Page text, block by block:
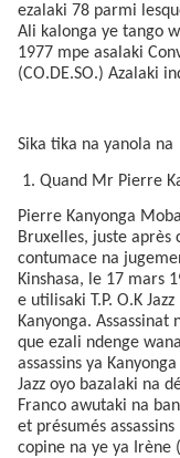
ezalaki 78 parmi
Ali kalonga ye tango
1977 mpe asalaki
(CO.DE.SO.) Azalaki
Sika tika na yanola na
1. Quand Mr Pierre
Pierre Kanyonga
Bruxelles, juste
contumace na
Kinshasa, le 17 mars
e utilisaki T.P. O.K
Kanyonga.
que ezali ndenge
assassins ya
Jazz oyo bazalaki na
Franco awutaki na
et présumés
copine na ye ya Irène